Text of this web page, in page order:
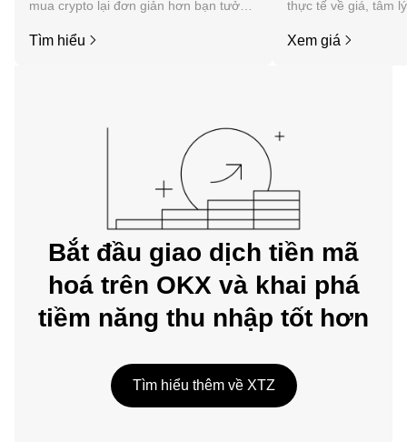
mua crypto lại đơn giản hơn bạn tưởng.
dụng di động OKX hoặc ngay tại đây
Tìm hiểu
thực tế về giá, tâm
Xem giá
Bắt đầu giao dịch tiền mã
hoá trên OKX và khai phá
tiềm năng thu nhập tốt hơn
Tìm hiểu thêm về XTZ